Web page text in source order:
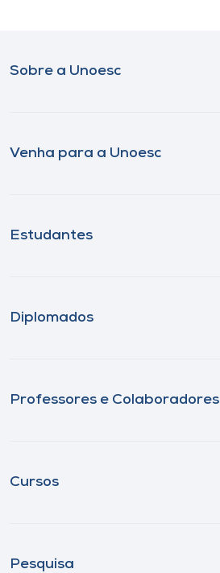
Sobre a Unoesc
Venha para a Unoesc
Estudantes
Diplomados
Professores e Colaboradores
Cursos
Pesquisa